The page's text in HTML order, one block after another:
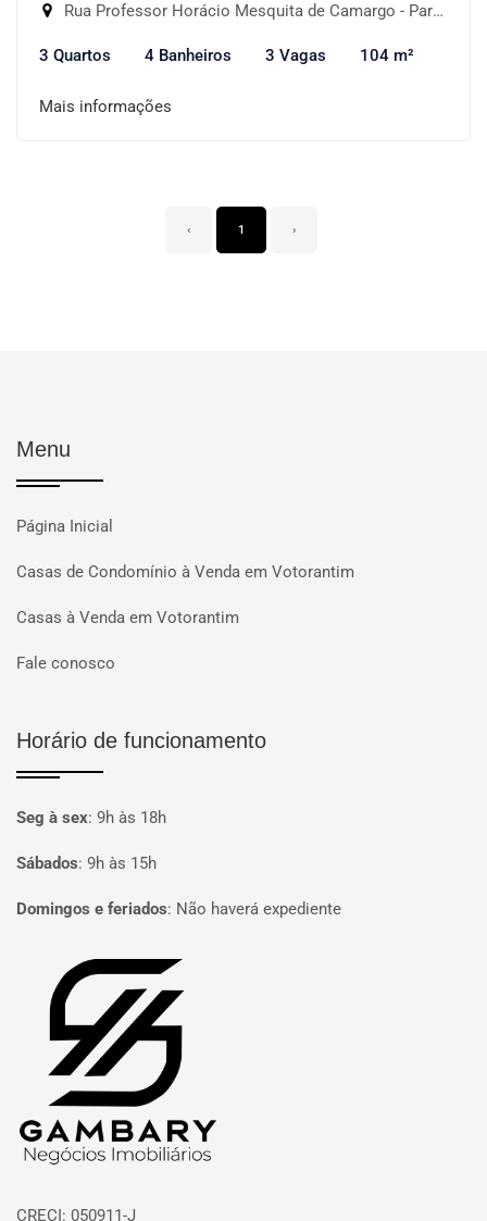
Rua Professor Horácio Mesquita de Camargo - Parque Campolim, Sorocaba-SP
3 Quartos 4 Banheiros 3 Vagas 104 m²
Mais informações
‹ 1 ›
Menu
Página Inicial
Casas de Condomínio à Venda em Votorantim
Casas à Venda em Votorantim
Fale conosco
Horário de funcionamento
Seg à sex: 9h às 18h
Sábados: 9h às 15h
Domingos e feriados: Não haverá expediente
Página inicial
CRECI: 050911-J